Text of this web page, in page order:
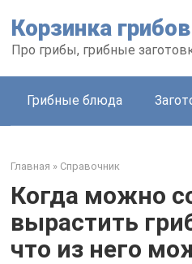
Корзинка грибов
Про грибы, грибные
Грибные блюда
Главная » Справочник
Когда можно
вырастить
что из него